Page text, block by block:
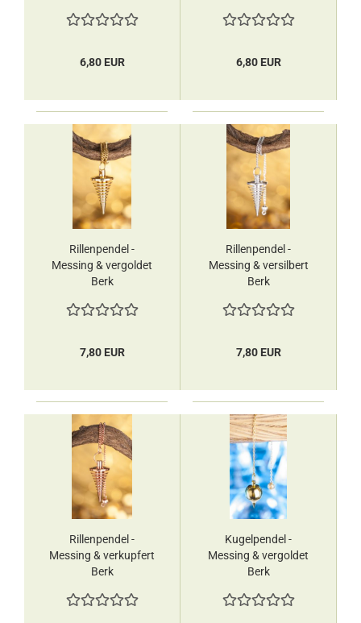
6,80 EUR 6,80 EUR
Rillenpendel -
Messing & vergoldet
Berk
7,80 EUR
Rillenpendel -
Messing & versilbert
Berk
7,80 EUR
Rillenpendel -
Messing & verkupfert
Berk
Kugelpendel -
Messing & vergoldet
Berk